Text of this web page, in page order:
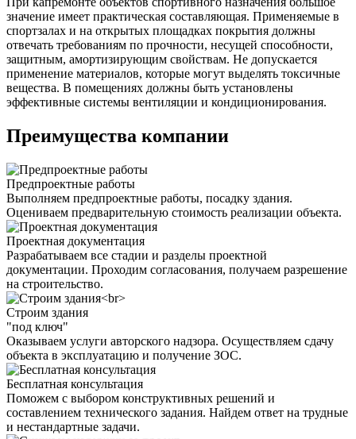
значение имеет практическая составляющая. Применяемые в
спортзалах и на открытых площадках покрытия должны
отвечать требованиям по прочности, несущей способности,
защитным, амортизирующим свойствам. Не допускается
применение материалов, которые могут выделять токсичные
вещества. В помещениях должны быть установлены
эффективные системы вентиляции и кондиционирования.
Преимущества компании
Предпроектные работы
Выполняем предпроектные работы, посадку здания.
Оцениваем предварительную стоимость реализации объекта.
Проектная документация
Разрабатываем все стадии и разделы проектной
документации. Проходим согласования, получаем разрешение
на строительство.
Строим здания
"под ключ"
Оказываем услуги авторского надзора. Осуществляем сдачу
объекта в эксплуатацию и получение ЗОС.
Бесплатная консультация
Поможем с выбором конструктивных решений и
составлением технического задания. Найдем ответ на трудные
и нестандартные задачи.